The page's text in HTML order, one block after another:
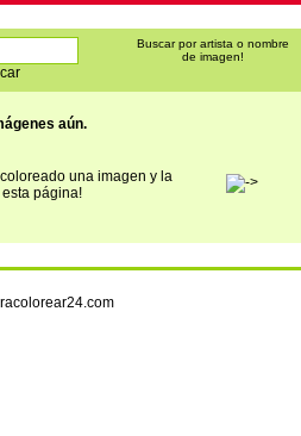
Buscar por artista o nombre
de imagen!
aún.
una imagen y la
página!